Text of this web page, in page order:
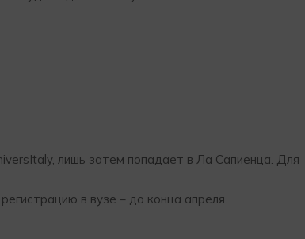
лишь затем попадает в Ла Сапиенца. Для
в вузе – до конца апреля.